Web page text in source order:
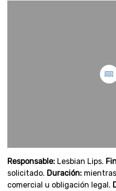
Responsable: Lesbian Lips.
solicitado. Duración:
comercial u obligación legal.